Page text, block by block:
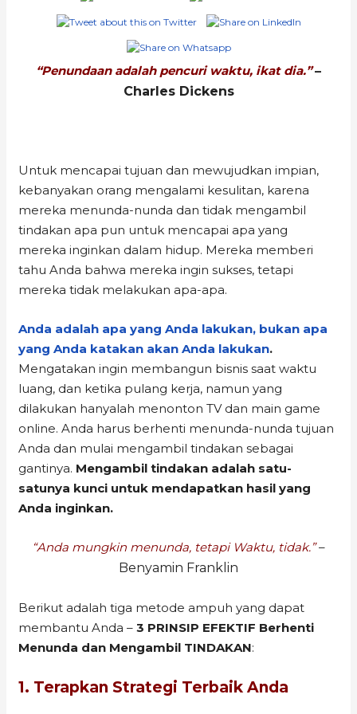
“Penundaan adalah pencuri waktu, ikat dia.”–
Charles Dickens
Untuk mencapai tujuan dan mewujudkan impian,
kebanyakan orang mengalami kesulitan, karena
mereka menunda-nunda dan tidak mengambil
tindakan apa pun untuk mencapai apa yang
mereka inginkan dalam hidup. Mereka memberi
tahu Anda bahwa mereka ingin sukses, tetapi
mereka tidak melakukan apa-apa.
Anda adalah apa yang Anda lakukan, bukan apa
yang Anda katakan akan Anda lakukan.
Mengatakan ingin membangun bisnis saat waktu
luang, dan ketika pulang kerja, namun yang
dilakukan hanyalah menonton TV dan main game
online. Anda harus berhenti menunda-nunda tujuan
Anda dan mulai mengambil tindakan sebagai
gantinya. Mengambil tindakan adalah satu-
satunya kunci untuk mendapatkan hasil yang
Anda inginkan.
“Anda mungkin menunda, tetapi Waktu, tidak.”–
Benyamin Franklin
Berikut adalah tiga metode ampuh yang dapat
membantu Anda –3 PRINSIP EFEKTIF Berhenti
Menunda dan Mengambil TINDAKAN:
1. Terapkan Strategi Terbaik Anda